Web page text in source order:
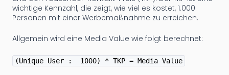
wichtige Kennzahl, die zeigt, wie viel es kostet, 1.000
Personen mit einer Werbemaßnahme zu erreichen.
Allgemein wird eine Media Value wie folgt berechnet:
(Unique User : 1000) * TKP = Media Value